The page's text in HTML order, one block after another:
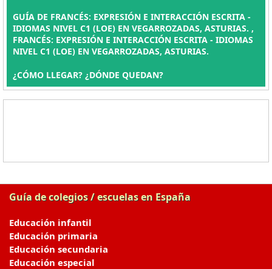
GUÍA DE FRANCÉS: EXPRESIÓN E INTERACCIÓN ESCRITA -
IDIOMAS NIVEL C1 (LOE) EN VEGARROZADAS, ASTURIAS. ,
FRANCÉS: EXPRESIÓN E INTERACCIÓN ESCRITA - IDIOMAS
NIVEL C1 (LOE) EN VEGARROZADAS, ASTURIAS.
¿CÓMO LLEGAR? ¿DÓNDE QUEDAN?
Guía de colegios / escuelas en España
Educación infantil
Educación primaria
Educación secundaria
Educación especial